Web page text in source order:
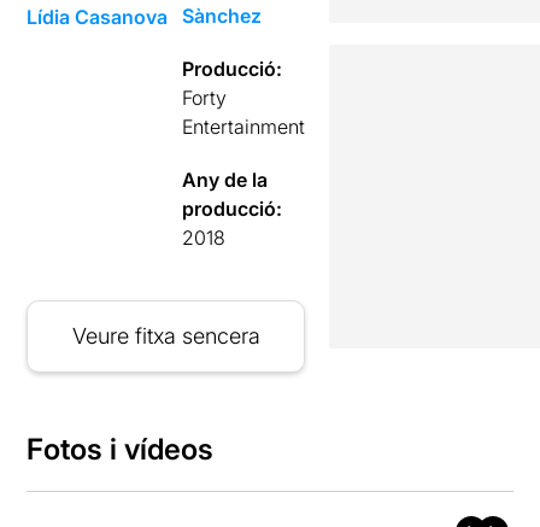
Lídia Casanova
Sànchez
Producció:
Forty
Entertainment
Any de la
producció:
2018
Veure fitxa sencera
Fotos i vídeos